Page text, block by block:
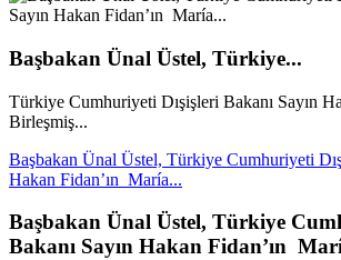
Başbakan Ünal Üstel, Türkiye...
Türkiye Cumhuriyeti Dışişleri Bakanı Sayın
Birleşmiş...
Başbakan Ünal Üstel, Türkiye Cumhuriyeti
Hakan Fidan’ın María...
Başbakan Ünal Üstel, Türkiye
Bakanı Sayın Hakan Fidan’ın